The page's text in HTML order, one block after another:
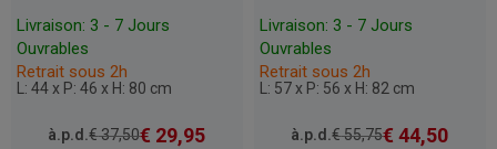
Livraison: 3 - 7 Jours
Ouvrables
Retrait sous 2h
L: 44 x P: 46 x H: 80 cm
à.p.d.€37,50€ 29,95
Livraison: 3 - 7 Jours
Ouvrables
Retrait sous 2h
L: 57 x P: 56 x H: 82 cm
à.p.d.€55,75€ 44,50